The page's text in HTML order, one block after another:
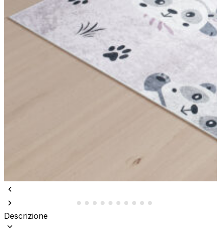
Descrizione